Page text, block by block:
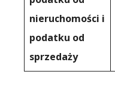
nieruchomości i
podatku od
sprzedaży